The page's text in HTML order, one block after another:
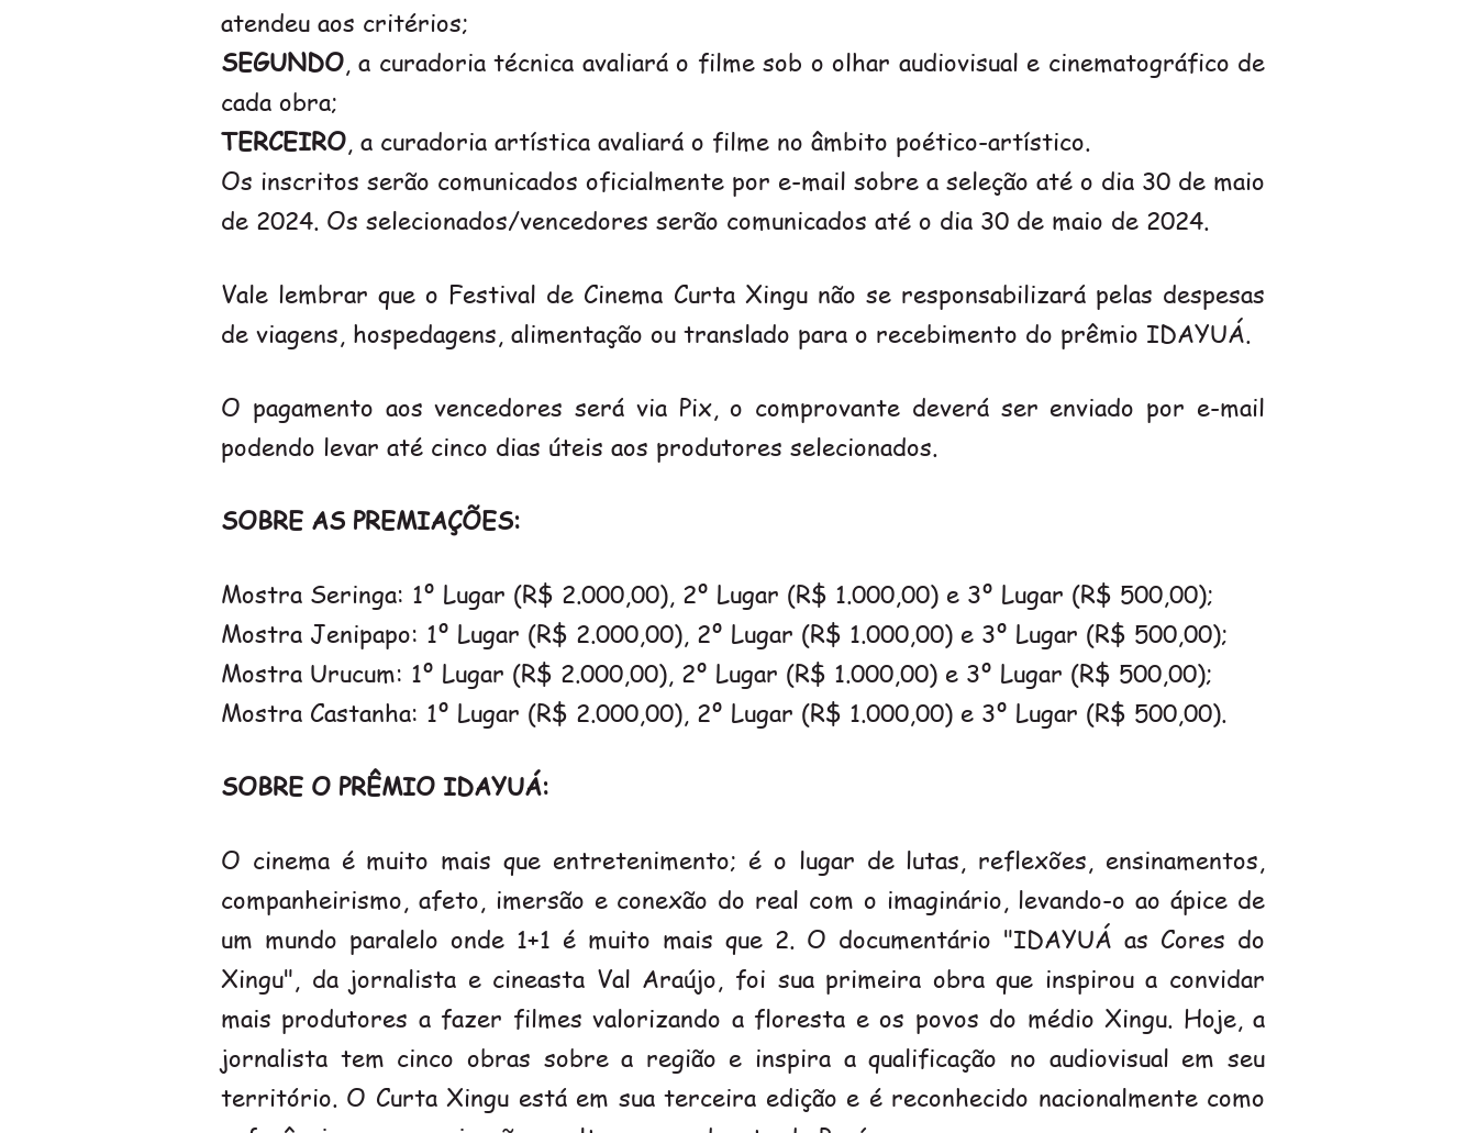
atendeu aos critérios;
SEGUNDO, a curadoria técnica avaliará o filme sob o olhar audiovisual e cinematográfico de
cada obra;
TERCEIRO, a curadoria artística avaliará o filme no âmbito poético-artístico.
Os inscritos serão comunicados oficialmente por e-mail sobre a seleção até o dia 30 de maio
de 2024. Os selecionados/vencedores serão comunicados até o dia 30 de maio de 2024.
Vale lembrar que o Festival de Cinema Curta Xingu não se responsabilizará pelas despesas
de viagens, hospedagens, alimentação ou translado para o recebimento do prêmio IDAYUÁ.
O pagamento aos vencedores será via Pix, o comprovante deverá ser enviado por e-mail
podendo levar até cinco dias úteis aos produtores selecionados.
SOBRE AS PREMIAÇÕES:
Mostra Seringa: 1º Lugar (R$ 2.000,00), 2º Lugar (R$ 1.000,00) e 3º Lugar (R$ 500,00);
Mostra Jenipapo: 1º Lugar (R$ 2.000,00), 2º Lugar (R$ 1.000,00) e 3º Lugar (R$ 500,00);
Mostra Urucum: 1º Lugar (R$ 2.000,00), 2º Lugar (R$ 1.000,00) e 3º Lugar (R$ 500,00);
Mostra Castanha: 1º Lugar (R$ 2.000,00), 2º Lugar (R$ 1.000,00) e 3º Lugar (R$ 500,00).
SOBRE O PRÊMIO IDAYUÁ:
O cinema é muito mais que entretenimento; é o lugar de lutas, reflexões, ensinamentos,
companheirismo, afeto, imersão e conexão do real com o imaginário, levando-o ao ápice de
um mundo paralelo onde 1+1 é muito mais que 2. O documentário "IDAYUÁ as Cores do
Xingu", da jornalista e cineasta Val Araújo, foi sua primeira obra que inspirou a convidar
mais produtores a fazer filmes valorizando a floresta e os povos do médio Xingu. Hoje, a
jornalista tem cinco obras sobre a região e inspira a qualificação no audiovisual em seu
território. O Curta Xingu está em sua terceira edição e é reconhecido nacionalmente como